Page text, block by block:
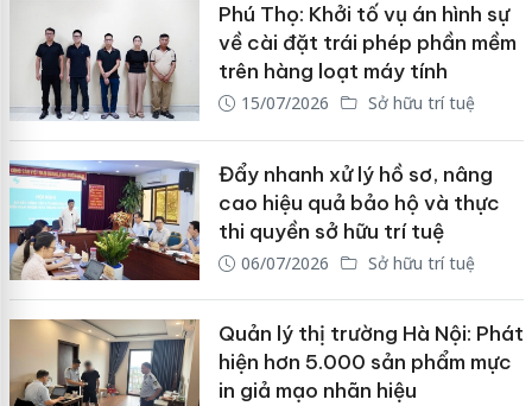
Phú Thọ: Khởi tố vụ án hình sự
về cài đặt trái phép phần mềm
trên hàng loạt máy tính
15/07/2026 Sở hữu trí tuệ
Đẩy nhanh xử lý hồ sơ, nâng
cao hiệu quả bảo hộ và thực
thi quyền sở hữu trí tuệ
06/07/2026 Sở hữu trí tuệ
Quản lý thị trường Hà Nội: Phát
hiện hơn 5.000 sản phẩm mực
in giả mạo nhãn hiệu